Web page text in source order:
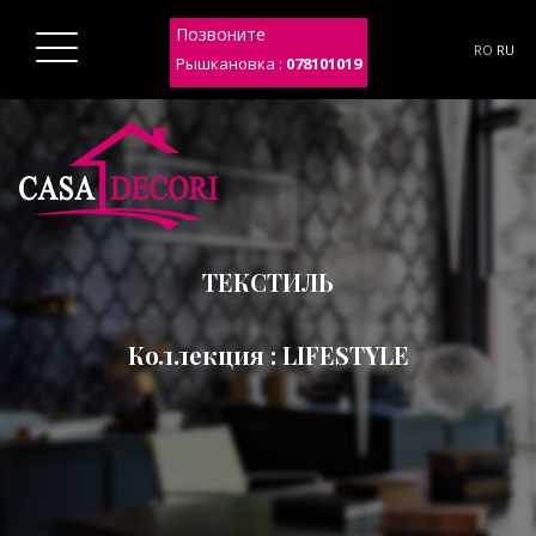
Позвоните
Рышкановка : 078101019
RO RU
ТЕКСТИЛЬ
Коллекция : LIFESTYLE